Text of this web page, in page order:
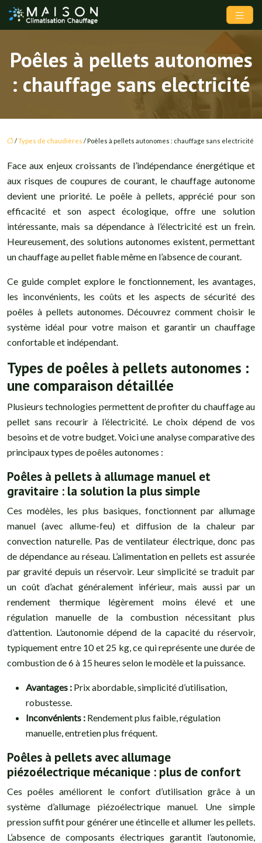
Poêles à pellets autonomes
: chauffage sans electricité
/Types de chaudières / Poêles à pellets autonomes : chauffage sans electricité
Face aux enjeux croissants de l’indépendance énergétique et
aux risques de coupures de courant, le chauffage autonome
devient une priorité. Le poêle à pellets, apprécié pour son
efficacité et son aspect écologique, offre une solution
intéressante, mais sa dépendance à l’électricité est un frein.
Heureusement, des solutions autonomes existent, permettant
un chauffage au pellet fiable même en l’absence de courant.
Ce guide complet explore le fonctionnement, les avantages,
les inconvénients, les coûts et les aspects de sécurité des
poêles à pellets autonomes. Découvrez comment choisir le
système idéal pour votre maison et garantir un chauffage
confortable et indépendant.
Types de poêles à pellets autonomes :
une comparaison détaillée
Plusieurs technologies permettent de profiter du chauffage au
pellet sans recourir à l’électricité. Le choix dépend de vos
besoins et de votre budget. Voici une analyse comparative des
principaux types de poêles autonomes :
Poêles à pellets à allumage manuel et
gravitaire : la solution la plus simple
Ces modèles, les plus basiques, fonctionnent par allumage
manuel (avec allume-feu) et diffusion de la chaleur par
convection naturelle. Pas de ventilateur électrique, donc pas
de dépendance au réseau. L’alimentation en pellets est assurée
par gravité depuis un réservoir. Leur simplicité se traduit par
un coût d’achat généralement inférieur, mais aussi par un
rendement thermique légèrement moins élevé et une
régulation manuelle de la combustion nécessitant plus
d’attention. L’autonomie dépend de la capacité du réservoir,
typiquement entre 10 et 25 kg, ce qui représente une durée de
combustion de 6 à 15 heures selon le modèle et la puissance.
Avantages : Prix abordable, simplicité d’utilisation,
robustesse.
Inconvénients : Rendement plus faible, régulation
manuelle, entretien plus fréquent.
Poêles à pellets avec allumage
piézoélectrique mécanique : plus de confort
Ces poêles améliorent le confort d’utilisation grâce à un
système d’allumage piézoélectrique manuel. Une simple
pression suffit pour générer une étincelle et allumer les pellets.
L’absence de composants électriques garantit l’autonomie,